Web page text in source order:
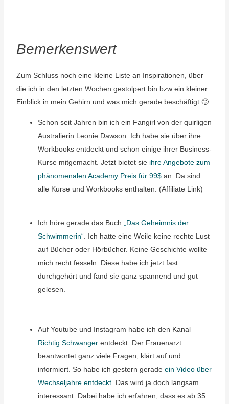
Bemerkenswert
Zum Schluss noch eine kleine Liste an Inspirationen, über
die ich in den letzten Wochen gestolpert bin bzw ein kleiner
Einblick in mein Gehirn und was mich gerade beschäftigt 🙂
Schon seit Jahren bin ich ein Fangirl von der quirligen
Australierin Leonie Dawson. Ich habe sie über ihre
Workbooks entdeckt und schon einige ihrer Business-
Kurse mitgemacht. Jetzt bietet sieihre Angebote zum
phänomenalen Academy Preis für 99$ an. Da sind
alle Kurse und Workbooks enthalten. (Affiliate Link)
Ich höre gerade das Buch
„Das Geheimnis der
Schwimmerin“. Ich hatte eine Weile keine rechte Lust
auf Bücher oder Hörbücher. Keine Geschichte wollte
mich recht fesseln. Diese habe ich jetzt fast
durchgehört und fand sie ganz spannend und gut
gelesen.
Auf Youtube und Instagram habe ich den Kanal
Richtig.Schwangerentdeckt. Der Frauenarzt
beantwortet ganz viele Fragen, klärt auf und
informiert. So habe ich gestern gerade ein Video über
Wechseljahre entdeckt. Das wird ja doch langsam
interessant. Dabei habe ich erfahren, dass es ab 35